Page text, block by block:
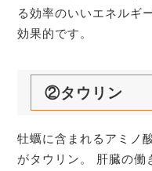
る効率のいいエネルギ
効果的です。
②タウリン
牡蠣に含まれるアミノ
がタウリン。 肝臓の働